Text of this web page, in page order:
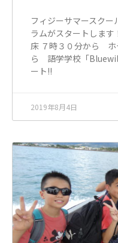
フィジーサマースク
ラムがスタートしま
床 ７時３０分から ホ
ら 語学学校「
ート!!
2019年8月4日